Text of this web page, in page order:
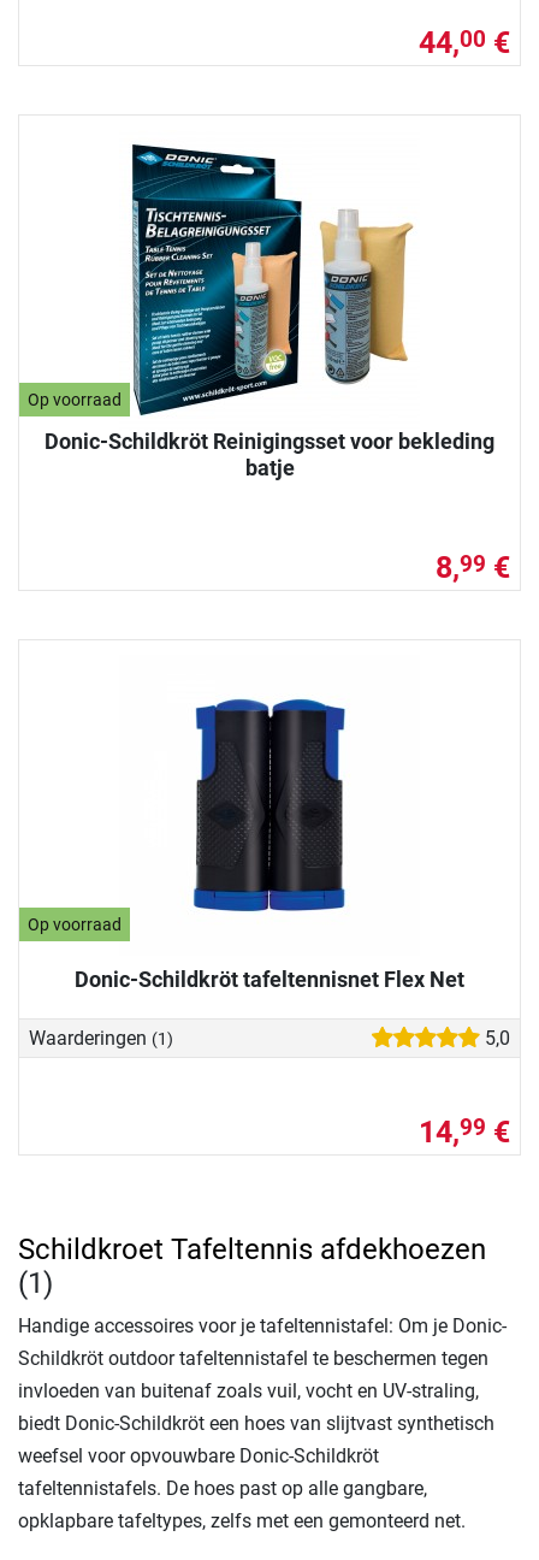
44,00 €
Op voorraad
Donic-Schildkröt Reinigingsset voor bekleding
batje
8,99 €
Op voorraad
Donic-Schildkröt tafeltennisnet Flex Net
Waarderingen (1) 5,0
14,99 €
Schildkroet Tafeltennis afdekhoezen
(1)
Handige accessoires voor je tafeltennistafel: Om je Donic-
Schildkröt outdoor tafeltennistafel te beschermen tegen
invloeden van buitenaf zoals vuil, vocht en UV-straling,
biedt Donic-Schildkröt een hoes van slijtvast synthetisch
weefsel voor opvouwbare Donic-Schildkröt
tafeltennistafels. De hoes past op alle gangbare,
opklapbare tafeltypes, zelfs met een gemonteerd net.